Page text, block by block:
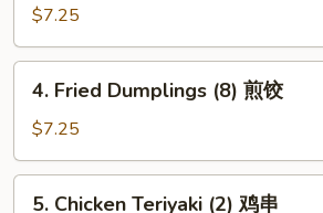
Dumplings
(8)
蒸
$7.25
Fried
Dumplings
(8)
煎
4. Fried Dumplings (8) 煎饺
$7.25
5. Chicken Teriyaki (2) 鸡串